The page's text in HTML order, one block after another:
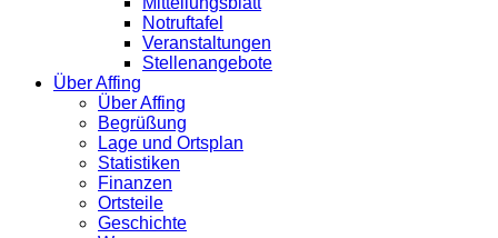
Notruftafel
Veranstaltungen
Stellenangebote
Über Affing
Über Affing
Begrüßung
Lage und Ortsplan
Statistiken
Finanzen
Ortsteile
Geschichte